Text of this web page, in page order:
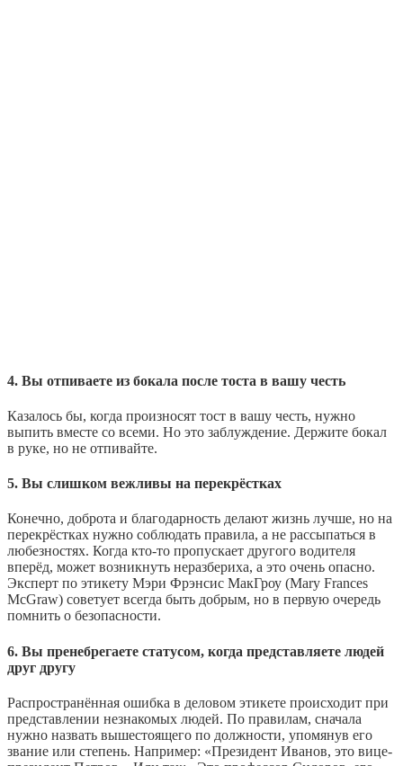
4. Вы отпиваете из бокала после тоста в вашу честь
Казалось бы, когда произносят тост в вашу честь, нужно
выпить вместе со всеми. Но это заблуждение. Держите бокал
в руке, но не отпивайте.
5. Вы слишком вежливы на перекрёстках
Конечно, доброта и благодарность делают жизнь лучше, но на
перекрёстках нужно соблюдать правила, а не рассыпаться в
любезностях. Когда кто-то пропускает другого водителя
вперёд, может возникнуть неразбериха, а это очень опасно.
Эксперт по этикету Мэри Фрэнсис МакГроу (Mary Frances
McGraw) советует всегда быть добрым, но в первую очередь
помнить о безопасности.
6. Вы пренебрегаете статусом, когда представляете людей
друг другу
Распространённая ошибка в деловом этикете происходит при
представлении незнакомых людей. По правилам, сначала
нужно назвать вышестоящего по должности, упомянув его
звание или степень. Например: «Президент Иванов, это вице-